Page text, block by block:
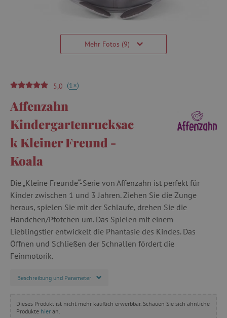
Mehr Fotos (9)
5,0 (1+)
Affenzahn
Kindergartenrucksac
k Kleiner Freund -
Koala
Die „Kleine Freunde“-Serie von Affenzahn ist perfekt für
Kinder zwischen 1 und 3 Jahren. Ziehen Sie die Zunge
heraus, spielen Sie mit der Schlaufe, drehen Sie die
Händchen/Pfötchen um. Das Spielen mit einem
Lieblingstier entwickelt die Phantasie des Kindes. Das
Öffnen und Schließen der Schnallen fördert die
Feinmotorik.
Beschreibung und Parameter
Dieses Produkt ist nicht mehr käuflich erwerbbar. Schauen Sie sich ähnliche
Produkte hier an.